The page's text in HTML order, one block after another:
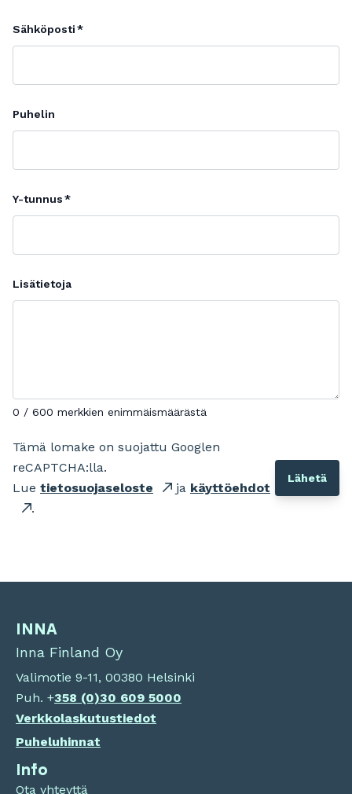
Sähköposti
Puhelin
Y-tunnus
Lisätietoja
0 / 600 merkkien enimmäismäärästä
Tämä lomake on suojattu Googlen
reCAPTCHA:lla.
Lue tietosuojaseloste ja käyttöehdot
.
INNA
Inna Finland Oy
Valimotie 9-11, 00380 Helsinki
Puh. +358 (0)30 609 5000
Verkkolaskutustiedot
Puheluhinnat
Info
Ota yhteyttä